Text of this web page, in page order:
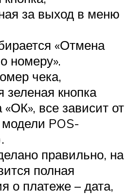
за выход в меню
«Отмена
номеру».
чека,
зеленая кнопка
«ОК», все зависит от
модели POS-
правильно, на
полная
о платеже – дата,